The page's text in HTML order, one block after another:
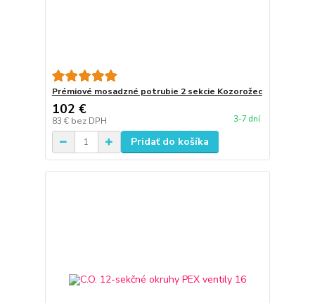
Prémiové mosadzné potrubie 2 sekcie Kozorožec
102 €
83 € bez DPH 3-7 dní
Pridať do košíka